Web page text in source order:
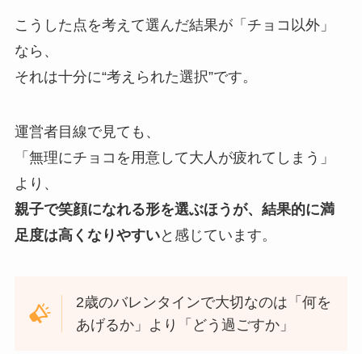
こうした点を考えて選んだ結果が「チョコ以外」
なら、
それは十分に“考えられた選択”です。
運営者目線で見ても、
「無理にチョコを用意して大人が疲れてしまう」
より、
親子で笑顔になれる形を選ぶほうが、結果的に満
足度は高くなりやすいと感じています。
2歳のバレンタインで大切なのは「何を
あげるか」より「どう過ごすか」